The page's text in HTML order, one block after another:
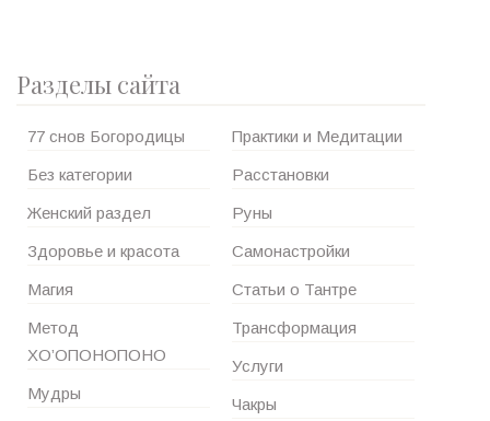
Разделы сайта
77 снов Богородицы
Без категории
Женский раздел
Здоровье и красота
Магия
Метод
ХО’ОПОНОПОНО
Мудры
Практики и Медитации
Расстановки
Руны
Самонастройки
Статьи о Тантре
Трансформация
Услуги
Чакры